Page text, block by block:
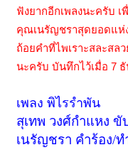
ฟังยากอีกเพลงนะครับ
คุณเนรัญชราสุดยอดแห่
ถ้อยคำที่ไพเราะสละสล
นะครับ บันทึกไว้เมื่อ 7
เพลง พิไรรำพัน
สุเทพ วงศ์กำแหง ขั
เนรัญชรา คำร้อง/ท